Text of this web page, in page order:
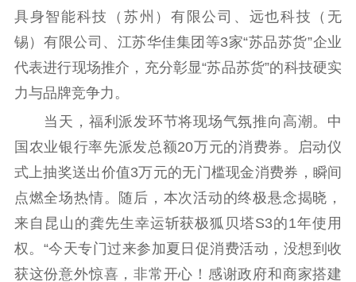
思想政治教育 爱国主义教育
全民国防教育
红色资源保护利
精品出版 全民阅读
出版监管
扫黄打非
电影工作
电影创作 电影市场
机关党建
具身智能科技（苏州）有限公司、远也科技（无
锡）有限公司、江苏华佳集团等3家“苏品苏货”企业
代表进行现场推介，充分彰显“苏品苏货”的科技硬实
力与品牌竞争力。
当天，福利派发环节将现场气氛推向高潮。中
国农业银行率先派发总额20万元的消费券。启动仪
式上抽奖送出价值3万元的无门槛现金消费券，瞬间
点燃全场热情。随后，本次活动的终极悬念揭晓，
来自昆山的龚先生幸运斩获极狐贝塔S3的1年使用
权。“今天专门过来参加夏日促消费活动，没想到收
获这份意外惊喜，非常开心！感谢政府和商家搭建